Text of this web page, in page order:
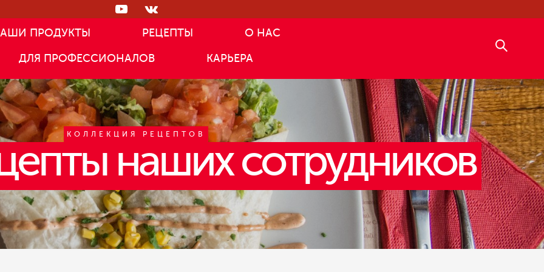
ПРОДУКТЫ РЕЦЕПТЫ О НАС
ДЛЯ ПРОФЕССИОНАЛОВ КАРЬЕРА
КОЛЛЕКЦИЯ РЕЦЕПТОВ
наших сотрудников